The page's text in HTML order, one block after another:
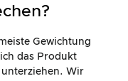
Gewichtung
das Produkt
unterziehen. Wir